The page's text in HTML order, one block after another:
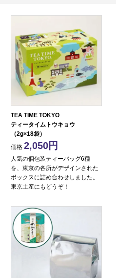
TEA TIME TOKYO
ティータイムトウキョウ
（2g×18袋）
価格 2,050
人気の個包装ティーバッグ6種
を、東京の各所がデザインされた
ボックスに詰め合わせしました。
東京土産にもどうぞ！